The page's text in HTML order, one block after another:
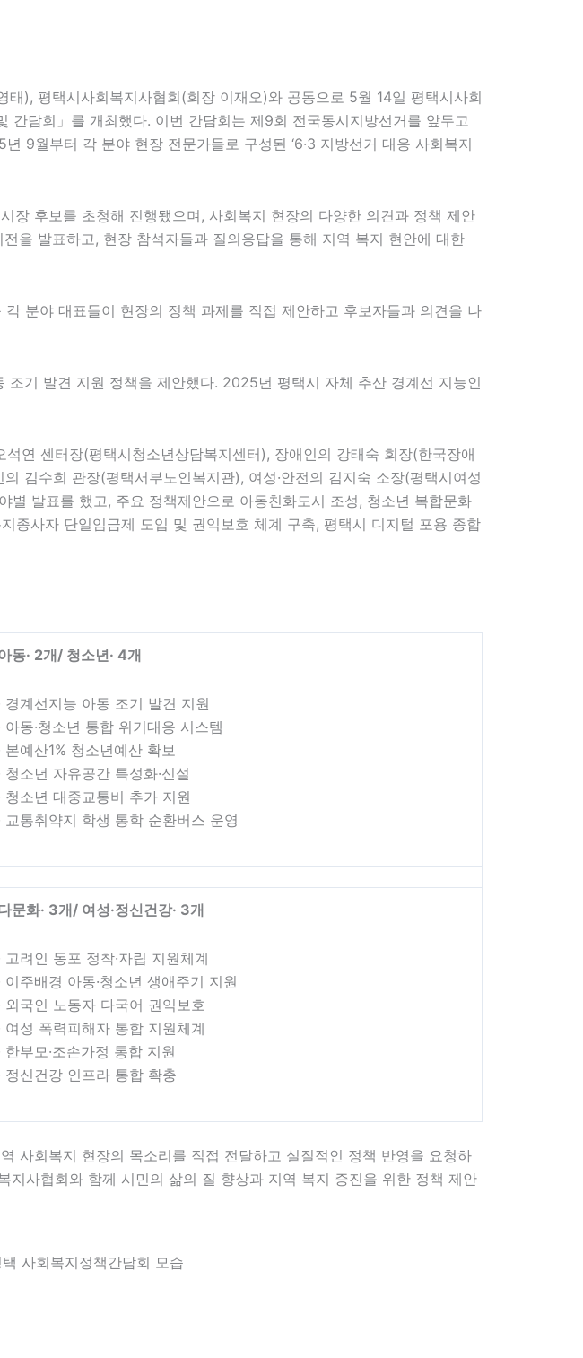
), 평택시사회복지사협회(회장 이재오)와 공동으로 5월 14일 평택시사회
담회」를 개최했다. 이번 간담회는 제9회 전국동시지방선거를 앞두고
9월부터 각 분야 현장 전문가들로 구성된 ‘6·3 지방선거 대응 사회복지
장 후보를 초청해 진행됐으며, 사회복지 현장의 다양한 의견과 정책 제안
을 발표하고, 현장 참석자들과 질의응답을 통해 지역 복지 현안에 대한
분야 대표들이 현장의 정책 과제를 직접 제안하고 후보자들과 의견을 나
기 발견 지원 정책을 제안했다. 2025년 평택시 자체 추산 경계선 지능인
연 센터장(평택시청소년상담복지센터), 장애인의 강태숙 회장(한국장애
김수희 관장(평택서부노인복지관), 여성·안전의 김지숙 소장(평택시여성
발표를 했고, 주요 정책제안으로 아동친화도시 조성, 청소년 복합문화
종사자 단일임금제 도입 및 권익보호 체계 구축, 평택시 디지털 포용 종합
동· 2개/ 청소년· 4개
경계선지능 아동 조기 발견 지원
아동·청소년 통합 위기대응 시스템
본예산1% 청소년예산 확보
청소년 자유공간 특성화·신설
청소년 대중교통비 추가 지원
교통취약지 학생 통학 순환버스 운영
문화· 3개/ 여성·정신건강· 3개
고려인 동포 정착·자립 지원체계
이주배경 아동·청소년 생애주기 지원
외국인 노동자 다국어 권익보호
여성 폭력피해자 통합 지원체계
한부모·조손가정 통합 지원
정신건강 인프라 통합 확충
사회복지 현장의 목소리를 직접 전달하고 실질적인 정책 반영을 요청하
지사협회와 함께 시민의 삶의 질 향상과 지역 복지 증진을 위한 정책 제안
사회복지정책간담회 모습